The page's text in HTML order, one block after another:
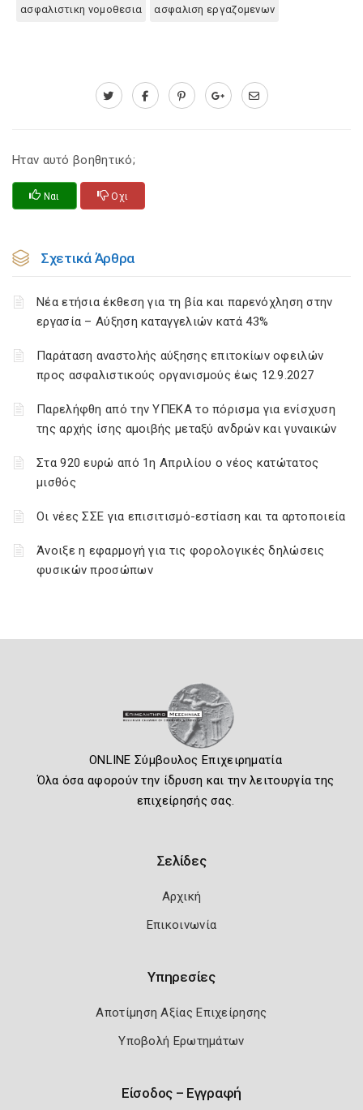
ασφαλιστικη νομοθεσια ασφαλιση εργαζομενων
Ηταν αυτό βοηθητικό;
Ναι Οχι
Σχετικά Άρθρα
Νέα ετήσια έκθεση για τη βία και παρενόχληση στην
εργασία – Αύξηση καταγγελιών κατά 43%
Παράταση αναστολής αύξησης επιτοκίων οφειλών
προς ασφαλιστικούς οργανισμούς έως 12.9.2027
Παρελήφθη από την ΥΠΕΚΑ το πόρισμα για ενίσχυση
της αρχής ίσης αμοιβής μεταξύ ανδρών και γυναικών
Στα 920 ευρώ από 1η Απριλίου ο νέος κατώτατος
μισθός
Οι νέες ΣΣΕ για επισιτισμό-εστίαση και τα αρτοποιεία
Άνοιξε η εφαρμογή για τις φορολογικές δηλώσεις
φυσικών προσώπων
ONLINE Σύμβουλος Επιχειρηματία
Όλα όσα αφορούν την ίδρυση και την λειτουργία της
επιχείρησής σας.
Σελίδες
Αρχική
Επικοινωνία
Υπηρεσίες
Αποτίμηση Αξίας Επιχείρησης
Υποβολή Ερωτημάτων
Είσοδος – Εγγραφή